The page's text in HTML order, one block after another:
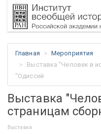
Главная
Мероприятия
Выставка "Человек в
"Одиссей
Выставка
страницам
Выставка